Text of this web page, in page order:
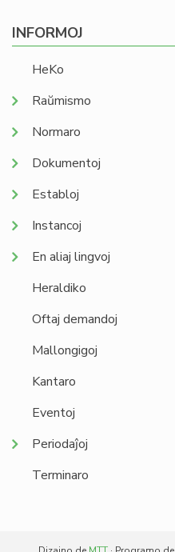
INFORMOJ
HeKo
Raŭmismo
Normaro
Dokumentoj
Establoj
Instancoj
En aliaj lingvoj
Heraldiko
Oftaj demandoj
Mallongigoj
Kantaro
Eventoj
Periodaĵoj
Terminaro